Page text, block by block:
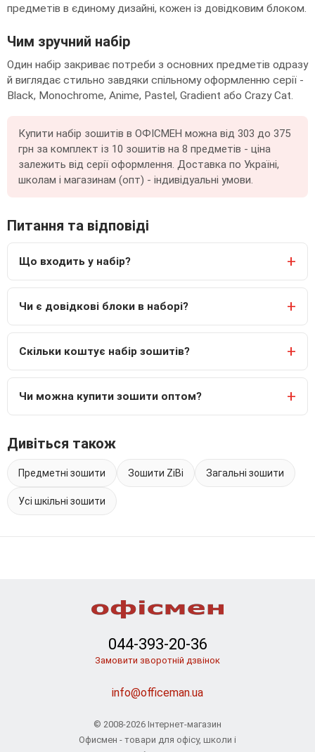
предметів в єдиному дизайні, кожен із довідковим блоком.
Чим зручний набір
Один набір закриває потреби з основних предметів одразу
й виглядає стильно завдяки спільному оформленню серії -
Black, Monochrome, Anime, Pastel, Gradient або Crazy Cat.
Купити набір зошитів в ОФІСМЕН можна від 303 до 375
грн за комплект із 10 зошитів на 8 предметів - ціна
залежить від серії оформлення. Доставка по Україні,
школам і магазинам (опт) - індивідуальні умови.
Питання та відповіді
Що входить у набір?
Чи є довідкові блоки в наборі?
Скільки коштує набір зошитів?
Чи можна купити зошити оптом?
Дивіться також
Предметні зошити Зошити ZiBi Загальні зошити
Усі шкільні зошити
044-393-20-36
Замовити зворотній дзвінок
info@officeman.ua
© 2008-2026 Інтернет-магазин
Офисмен - товари для офісу, школи і